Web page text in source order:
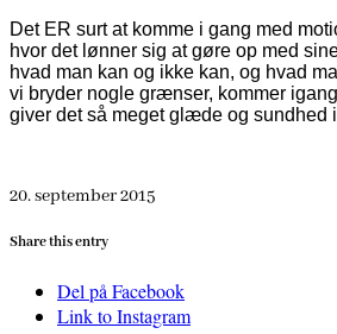
Det ER surt at komme i gang med
hvor det lønner sig at gøre op med
hvad man kan og ikke kan, og hvad
vi bryder nogle grænser, kommer
giver det så meget glæde og sundhed
20. september 2015
Share this entry
Del på Facebook
Link to Instagram